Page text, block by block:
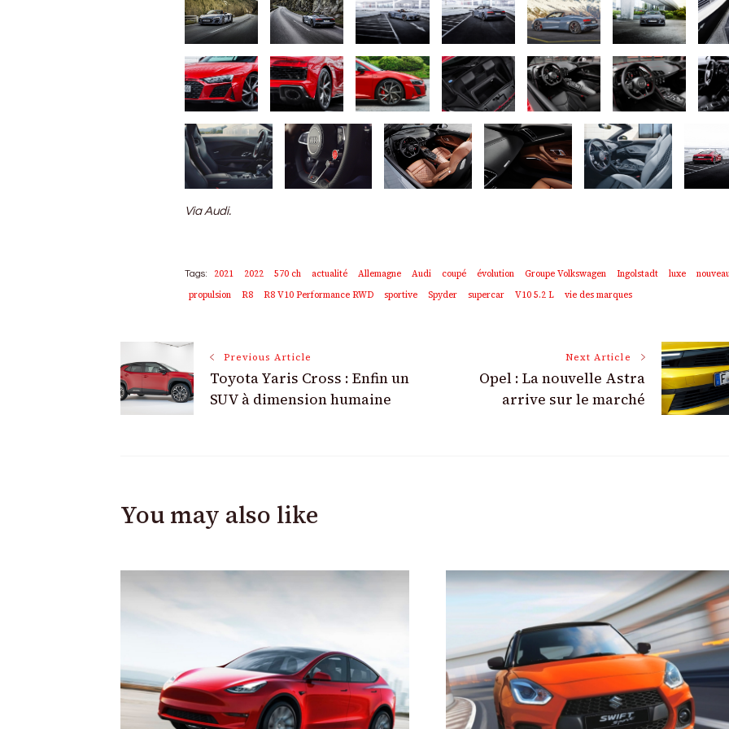
Via Audi.
Tags: 2021 2022 570 ch actualité Allemagne Audi coupé évolution Groupe Volkswagen Ingolstadt luxe
propulsion
R8 R8 V10 Performance RWD sportive Spyder supercar V10 5.2 L vie des marques
Post
Navigation
Previous Article
Toyota Yaris Cross : Enfin un
SUV à dimension humaine
Next Article
Opel : La nouvelle Astra
arrive sur le marché
You may also like